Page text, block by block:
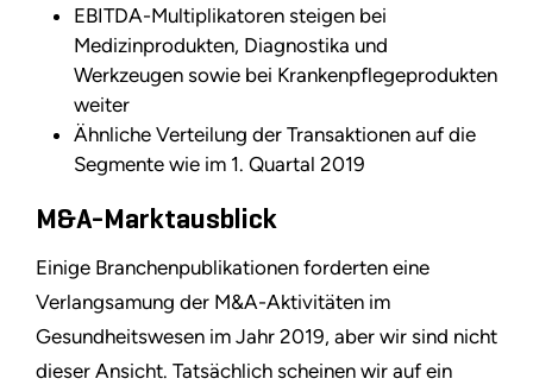
EBITDA-Multiplikatoren steigen bei
Medizinprodukten, Diagnostika und
Werkzeugen sowie bei Krankenpflegeprodukten
weiter
Ähnliche Verteilung der Transaktionen auf die
Segmente wie im 1. Quartal 2019
M&A-Marktausblick
Einige Branchenpublikationen forderten eine
Verlangsamung der M&A-Aktivitäten im
Gesundheitswesen im Jahr 2019, aber wir sind nicht
dieser Ansicht. Tatsächlich scheinen wir auf ein